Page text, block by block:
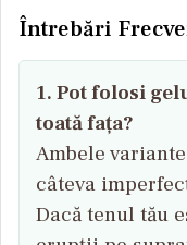
Întrebări
1. Pot folosi
toată fața?
Ambele
câteva
Dacă tenul tău